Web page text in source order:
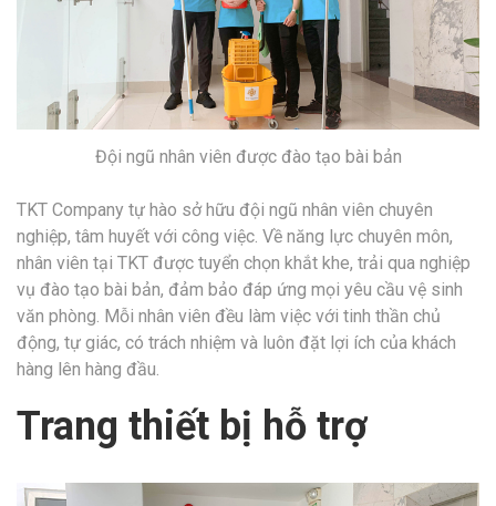
Đội ngũ nhân viên được đào tạo bài bản
TKT Company tự hào sở hữu đội ngũ nhân viên chuyên
nghiệp, tâm huyết với công việc. Về năng lực chuyên môn,
nhân viên tại TKT được tuyển chọn khắt khe, trải qua nghiệp
vụ đào tạo bài bản, đảm bảo đáp ứng mọi yêu cầu vệ sinh
văn phòng. Mỗi nhân viên đều làm việc với tinh thần chủ
động, tự giác, có trách nhiệm và luôn đặt lợi ích của khách
hàng lên hàng đầu.
Trang thiết bị hỗ trợ